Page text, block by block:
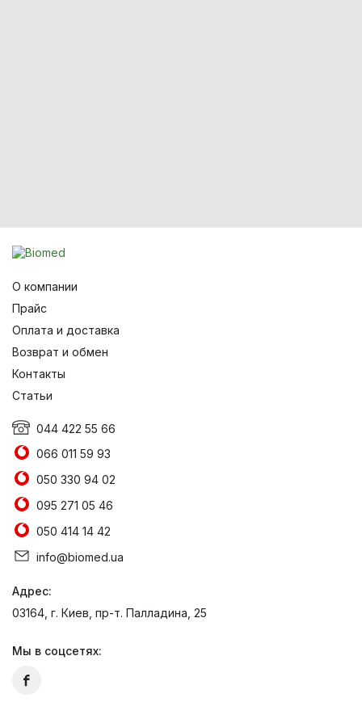
О компании
Прайс
Оплата и доставка
Возврат и обмен
Контакты
Статьи
044 422 55 66
066 011 59 93
050 330 94 02
095 271 05 46
050 414 14 42
info@biomed.ua
Адрес:
03164, г. Киев, пр-т. Палладина, 25
Мы в соцсетях: